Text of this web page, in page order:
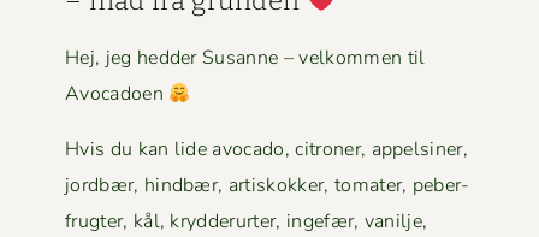
Hej, jeg hed­der Susanne – velkom­men til
Avocadoen
Hvis du kan lide avo­ca­do, cit­roner, appelsin­er,
jord­bær, hind­bær, artiskokker, tomater, peber­
frugter, kål, kry­d­derurter, inge­fær, vanil­je,